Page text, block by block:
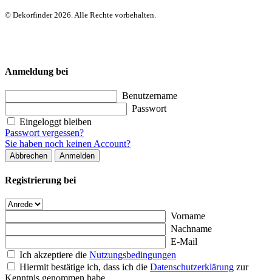
© Dekorfinder 2026. Alle Rechte vorbehalten.
Anmeldung bei
Benutzername
Passwort
Eingeloggt bleiben
Passwort vergessen?
Sie haben noch keinen Account?
Abbrechen Anmelden
Registrierung bei
Vorname
Nachname
E-Mail
Ich akzeptiere die Nutzungsbedingungen
Hiermit bestätige ich, dass ich die Datenschutzerklärung zur